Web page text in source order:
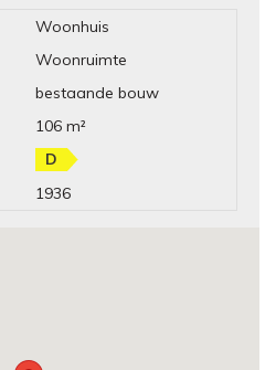
Woonhuis
Woonruimte
bestaande bouw
106 m²
D
1936